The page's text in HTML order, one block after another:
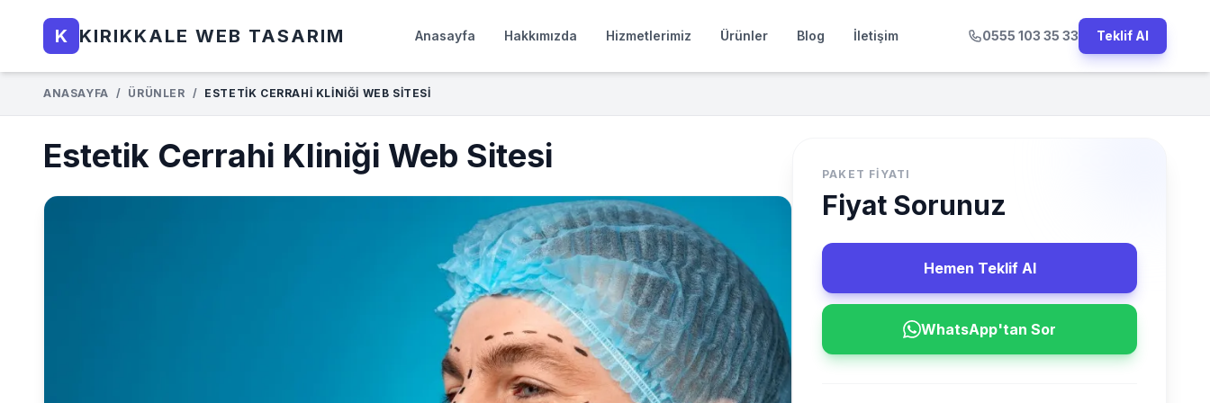
K KIRIKKALE WEB TASARIM Anasayfa Hakkımızda Hizmetlerimiz Ürünler Blog İletişim 0555 103 35 33 Teklif Al
ANASAYFA / ÜRÜNLER / ESTETIK CERRAHI KLINIĞI WEB SITESI
Estetik Cerrahi Kliniği Web Sitesi PAKET FIYATI
Fiyat Sorunuz
Hemen Teklif Al
WhatsApp'tan Sor